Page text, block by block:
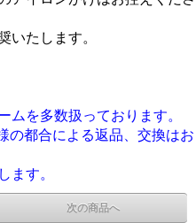
いたします。
ムを多数扱っております。
の都合による返品、交換はお
ます。
次の商品へ